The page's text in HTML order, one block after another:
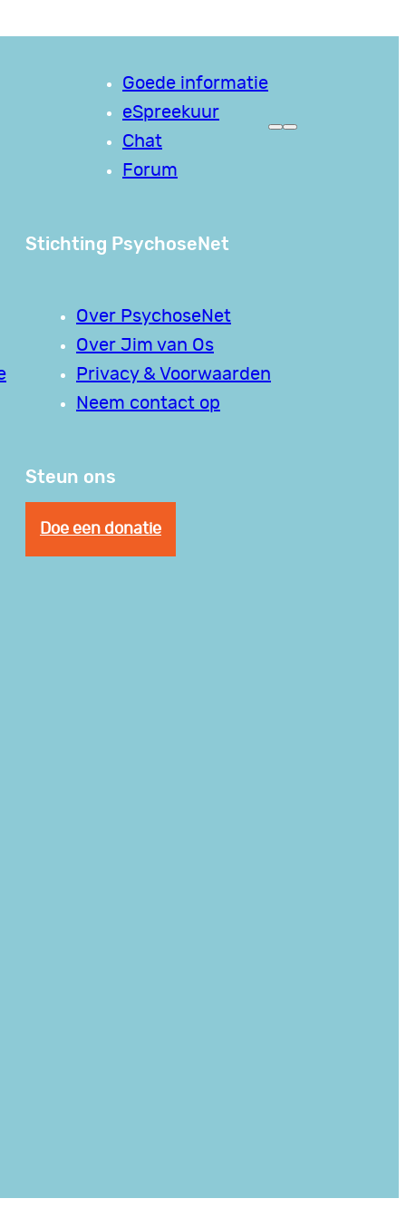
Goede informatie
eSpreekuur
Chat
Forum
Stichting PsychoseNet
Over PsychoseNet
Over Jim van Os
Privacy & Voorwaarden
Neem contact op
Steun ons
Doe een donatie